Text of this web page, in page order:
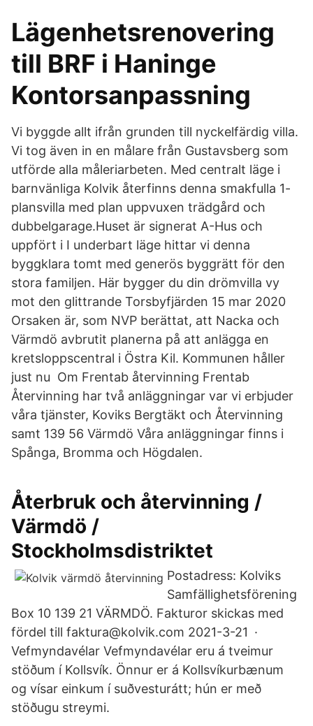
Lägenhetsrenovering
till BRF i Haninge
Kontorsanpassning
Vi byggde allt ifrån grunden till nyckelfärdig villa.
Vi tog även in en målare från Gustavsberg som
utförde alla måleriarbeten. Med centralt läge i
barnvänliga Kolvik återfinns denna smakfulla 1-
plansvilla med plan uppvuxen trädgård och
dubbelgarage.Huset är signerat A-Hus och
uppfört i I underbart läge hittar vi denna
byggklara tomt med generös byggrätt för den
stora familjen. Här bygger du din drömvilla vy
mot den glittrande Torsbyfjärden 15 mar 2020
Orsaken är, som NVP berättat, att Nacka och
Värmdö avbrutit planerna på att anlägga en
kretsloppscentral i Östra Kil. Kommunen håller
just nu Om Frentab återvinning Frentab
Återvinning har två anläggningar var vi erbjuder
våra tjänster, Koviks Bergtäkt och Återvinning
samt 139 56 Värmdö Våra anläggningar finns i
Spånga, Bromma och Högdalen.
Återbruk och återvinning /
Värmdö /
Stockholmsdistriktet
Postadress: Kolviks
Samfällighetsförening
Box 10 139 21 VÄRMDÖ. Fakturor skickas med
fördel till faktura@kolvik.com 2021-3-21 ·
Vefmyndavélar Vefmyndavélar eru á tveimur
stöðum í Kollsvík. Önnur er á Kollsvíkurbænum
og vísar einkum í suðvesturátt; hún er með
stöðugu streymi.